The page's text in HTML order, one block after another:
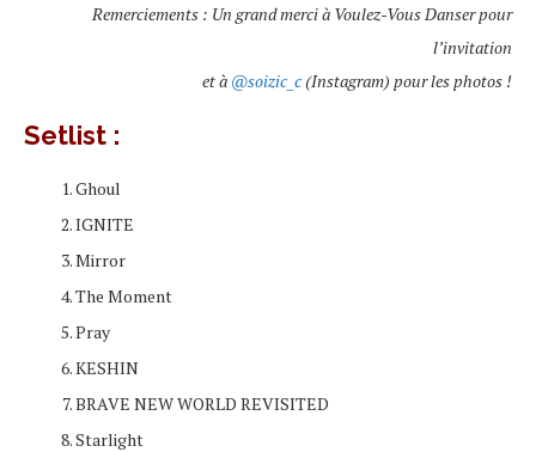
Remerciements : Un grand merci à Voulez-Vous Danser pour
l’invitation
et à @soizic_c(Instagram) pour les photos !
Setlist :
Ghoul
IGNITE
Mirror
The Moment
Pray
KESHIN
BRAVE NEW WORLD REVISITED
Starlight